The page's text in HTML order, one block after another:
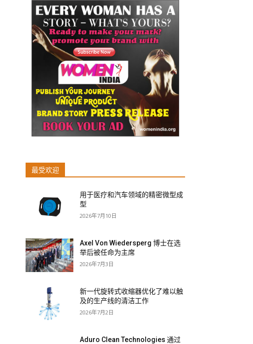
最受欢迎
用于医疗和汽车领域的精密微型成
型
2026年7月10日
Axel Von Wiedersperg 博士在选
举后被任命为主席
2026年7月3日
新一代旋转式收缩器优化了难以触
及的生产线的清洁工作
2026年7月2日
Aduro Clean Technologies 通过